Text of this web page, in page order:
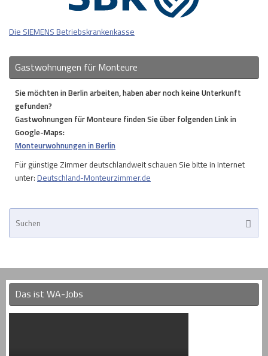
Die SIEMENS Betriebskrankenkasse
Gastwohnungen für Monteure
Sie möchten in Berlin arbeiten, haben aber noch keine Unterkunft
gefunden?
Gastwohnungen für Monteure finden Sie über folgenden Link in
Google-Maps:
Monteurwohnungen in Berlin
Für günstige Zimmer deutschlandweit schauen Sie bitte in Internet
unter: Deutschland-Monteurzimmer.de
Das ist WA-Jobs